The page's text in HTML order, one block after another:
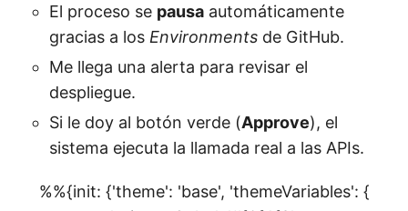
El proceso se pausa automáticamente
gracias a los Environments de GitHub.
Me llega una alerta para revisar el
despliegue.
Si le doy al botón verde (Approve), el
sistema ejecuta la llamada real a las APIs.
%%{init: {'theme': 'base', 'themeVariables': {